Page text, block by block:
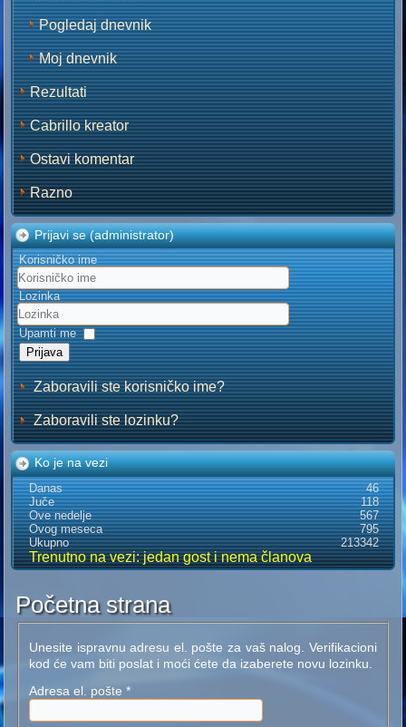
Pogledaj dnevnik
Moj dnevnik
Rezultati
Cabrillo kreator
Ostavi komentar
Razno
Prijavi se (administrator)
Korisničko ime
Lozinka
Upamti me
Prijava
Zaboravili ste korisničko ime?
Zaboravili ste lozinku?
Ko je na vezi
Danas
46
Juče
118
Ove nedelje
567
Ovog meseca
795
Ukupno
213342
Trenutno na vezi: jedan gost i nema članova
Početna strana
Unesite ispravnu adresu el. pošte za vaš nalog. Verifikacioni
kod će vam biti poslat i moći ćete da izaberete novu lozinku.
Adresa el. pošte *